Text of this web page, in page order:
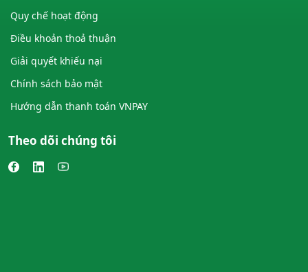
Quy chế hoạt động
Điều khoản thoả thuận
Giải quyết khiếu nại
Chính sách bảo mật
Hướng dẫn thanh toán VNPAY
Theo dõi chúng tôi